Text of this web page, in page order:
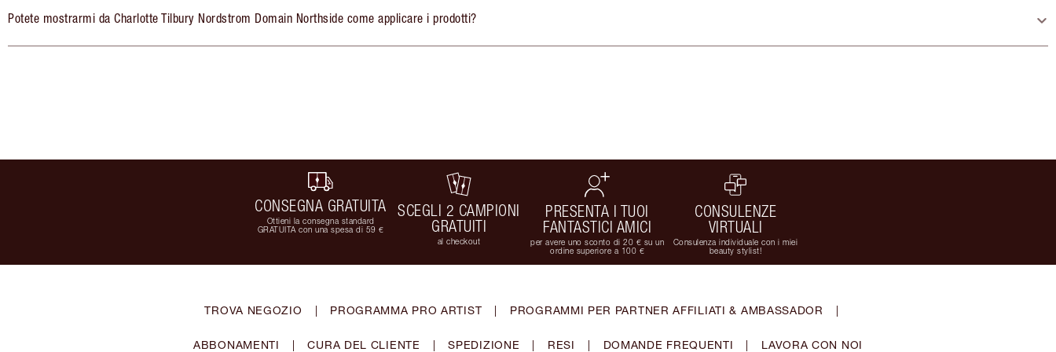
Potete mostrarmi da Charlotte Tilbury Nordstrom Domain Northside come applicare i prodotti?
CONSEGNA GRATUITA
Ottieni la consegna standard
GRATUITA con una spesa di 59 €
SCEGLI 2 CAMPIONI
GRATUITI
al checkout
PRESENTA I TUOI
FANTASTICI AMICI
per avere uno sconto di 20 € su un
ordine superiore a 100 €
CONSULENZE
VIRTUALI
Consulenza individuale con i miei
beauty stylist!
TROVA NEGOZIO | PROGRAMMA PRO ARTIST | PROGRAMMI PER PARTNER AFFILIATI & AMBASSADOR |
ABBONAMENTI | CURA DEL CLIENTE | SPEDIZIONE | RESI | DOMANDE FREQUENTI | LAVORA CON NOI